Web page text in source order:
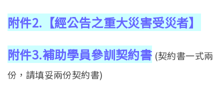
附件2.【經公告之重大災害受災者】
附件3.補助學員參訓契約書 (契約書一式兩
份，請填妥兩份契約書)